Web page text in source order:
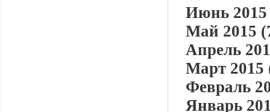
Июнь 2015
Май 2015
Апрель
Март 2015
Февраль
Январь